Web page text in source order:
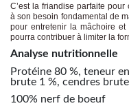
C’est la friandise parfaite
à son besoin fondamental de
pour entretenir la mâchoire
pourra contribuer à limiter la
Analyse nutritionnelle
Protéine 80 %, teneur
brute 1 %, cendres
100% nerf de boeuf